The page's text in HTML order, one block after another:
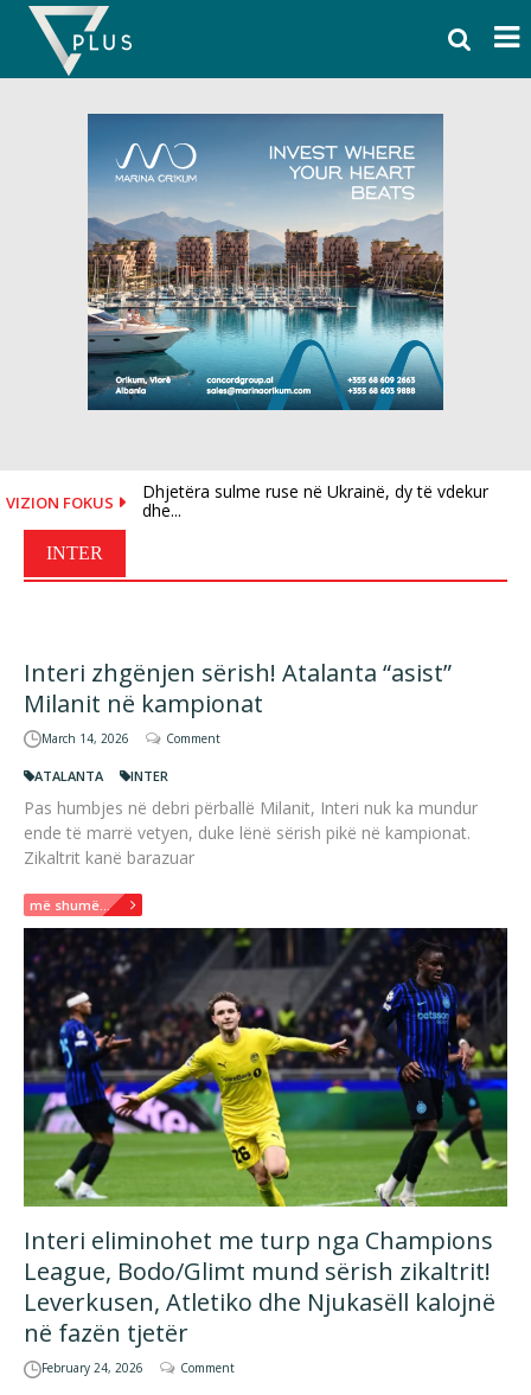
Skip
content
VIZION FOKUS
Dhjetëra sulme ruse në Ukrainë, dy të vdekur
dhe...
I dorëzoi fanelën me numrin 10 Salah, mësohet
se...
INTER
Interi zhgënjen sërish! Atalanta “asist”
Milanit në kampionat
March 14, 2026 Comment
ATALANTA INTER
Pas humbjes në debri përballë Milanit, Interi nuk ka mundur
ende të marrë vetyen, duke lënë sërish pikë në kampionat.
Zikaltrit kanë barazuar
më shumë...
Interi eliminohet me turp nga Champions
League, Bodo/Glimt mund sërish zikaltrit!
Leverkusen, Atletiko dhe Njukasëll kalojnë
në fazën tjetër
February 24, 2026 Comment